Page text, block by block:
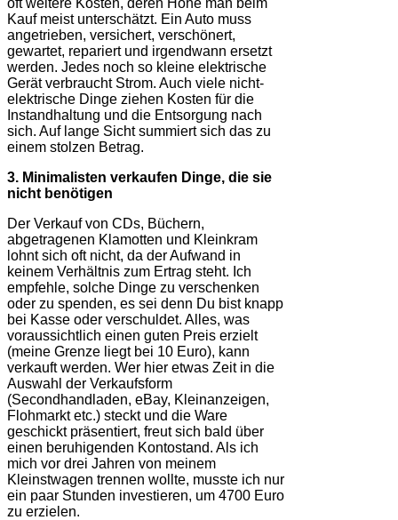
oft weitere Kosten, deren Höhe man beim
Kauf meist unterschätzt. Ein Auto muss
angetrieben, versichert, verschönert,
gewartet, repariert und irgendwann ersetzt
werden. Jedes noch so kleine elektrische
Gerät verbraucht Strom. Auch viele nicht-
elektrische Dinge ziehen Kosten für die
Instandhaltung und die Entsorgung nach
sich. Auf lange Sicht summiert sich das zu
einem stolzen Betrag.
3. Minimalisten verkaufen Dinge, die sie
nicht benötigen
Der Verkauf von CDs, Büchern,
abgetragenen Klamotten und Kleinkram
lohnt sich oft nicht, da der Aufwand in
keinem Verhältnis zum Ertrag steht. Ich
empfehle, solche Dinge zu verschenken
oder zu spenden, es sei denn Du bist knapp
bei Kasse oder verschuldet. Alles, was
voraussichtlich einen guten Preis erzielt
(meine Grenze liegt bei 10 Euro), kann
verkauft werden. Wer hier etwas Zeit in die
Auswahl der Verkaufsform
(Secondhandladen, eBay, Kleinanzeigen,
Flohmarkt etc.) steckt und die Ware
geschickt präsentiert, freut sich bald über
einen beruhigenden Kontostand. Als ich
mich vor drei Jahren von meinem
Kleinstwagen trennen wollte, musste ich nur
ein paar Stunden investieren, um 4700 Euro
zu erzielen.